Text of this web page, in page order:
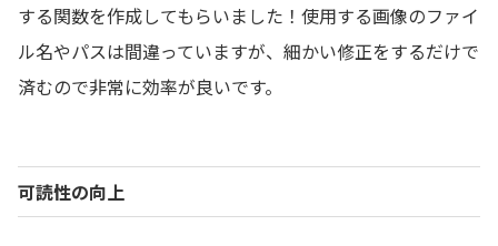
する関数を作成してもらいました！使用する画像のファイ
ル名やパスは間違っていますが、細かい修正をするだけで
済むので非常に効率が良いです。
可読性の向上